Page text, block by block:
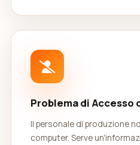
Problema di Accesso
Il personale di produzione
computer. Serve